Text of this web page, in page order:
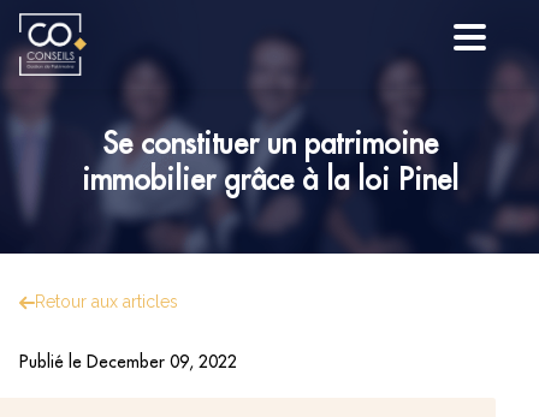
Se constituer un patrimoine
immobilier grâce à la loi Pinel
Retour aux articles
Publié le December 09, 2022